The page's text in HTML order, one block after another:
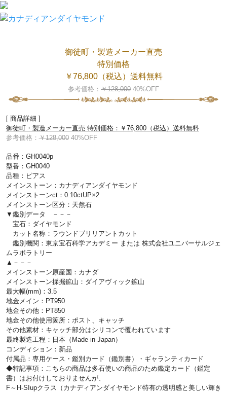
御徒町・製造メーカー直売
特別価格
￥76,800（税込）送料無料
参考価格： ￥128,000 40%OFF
[ 商品詳細 ]
御徒町・製造メーカー直売 特別価格：￥76,800（税込）送料無料
参考価格：￥128,00040%OFF
品番：GH0040p
型番：GH0040
品種：ピアス
メインストーン：カナディアンダイヤモンド
メインストーンct：0.10ctUP×2
メインストーン区分：天然石
▼鑑別データ －－－
宝石：ダイヤモンド
カット名称：ラウンドブリリアントカット
鑑別機関：東京宝石科学アカデミー または 株式会社ユニバーサルジェ
ムラボラトリー
▲－－－
メインストーン原産国：カナダ
メインストーン採掘鉱山：ダイアヴィック鉱山
最大幅(mm)：3.5
地金メイン：PT950
地金その他：PT850
地金その他使用箇所：ポスト、キャッチ
その他素材：キャッチ部分はシリコンで覆われています
最終製造工程：日本（Made in Japan）
コンディション：新品
付属品：専用ケース・鑑別カード（鑑別書）・ギャランティカード
◆特記事項：こちらの商品は多石使いの商品のため鑑定カード（鑑定
書）はお付けしておりませんが、
F～H-SIupクラス（カナディアンダイヤモンド特有の透明感と美しい輝き